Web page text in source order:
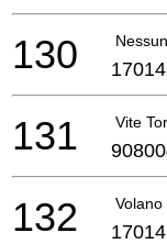
130
Vite
131
Volano
132